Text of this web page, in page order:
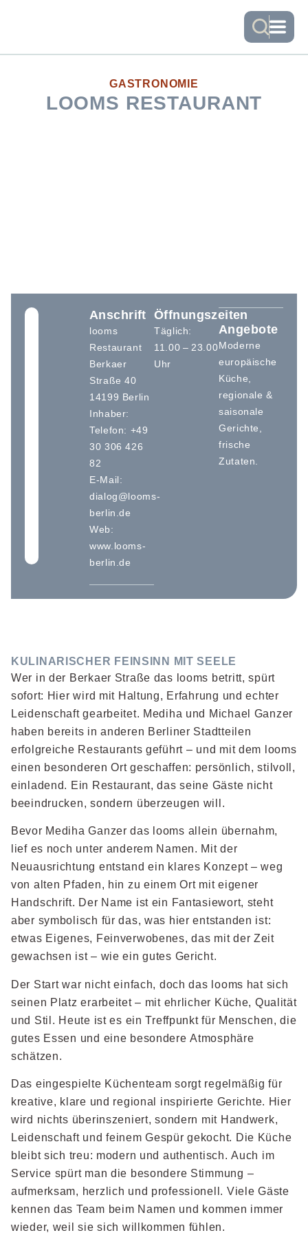
GASTRONOMIE
LOOMS RESTAURANT
Anschrift
looms
Restaurant
Berkaer
Straße 40
14199 Berlin
Inhaber:
Telefon: +49
30 306 426
82
E-Mail:
dialog@looms-
berlin.de
Web:
www.looms-
berlin.de
Öffnungszeiten
Täglich:
11.00 – 23.00
Uhr
Angebote
Moderne
europäische
Küche,
regionale &
saisonale
Gerichte,
frische
Zutaten.
KULINARISCHER FEINSINN MIT SEELE
Wer in der Berkaer Straße das looms betritt, spürt
sofort: Hier wird mit Haltung, Erfahrung und echter
Leidenschaft gearbeitet. Mediha und Michael Ganzer
haben bereits in anderen Berliner Stadtteilen
erfolgreiche Restaurants geführt – und mit dem looms
einen besonderen Ort geschaffen: persönlich, stilvoll,
einladend. Ein Restaurant, das seine Gäste nicht
beeindrucken, sondern überzeugen will.
Bevor Mediha Ganzer das looms allein übernahm,
lief es noch unter anderem Namen. Mit der
Neuausrichtung entstand ein klares Konzept – weg
von alten Pfaden, hin zu einem Ort mit eigener
Handschrift. Der Name ist ein Fantasiewort, steht
aber symbolisch für das, was hier entstanden ist:
etwas Eigenes, Feinverwobenes, das mit der Zeit
gewachsen ist – wie ein gutes Gericht.
Der Start war nicht einfach, doch das looms hat sich
seinen Platz erarbeitet – mit ehrlicher Küche, Qualität
und Stil. Heute ist es ein Treffpunkt für Menschen, die
gutes Essen und eine besondere Atmosphäre
schätzen.
Das eingespielte Küchenteam sorgt regelmäßig für
kreative, klare und regional inspirierte Gerichte. Hier
wird nichts überinszeniert, sondern mit Handwerk,
Leidenschaft und feinem Gespür gekocht. Die Küche
bleibt sich treu: modern und authentisch. Auch im
Service spürt man die besondere Stimmung –
aufmerksam, herzlich und professionell. Viele Gäste
kennen das Team beim Namen und kommen immer
wieder, weil sie sich willkommen fühlen.